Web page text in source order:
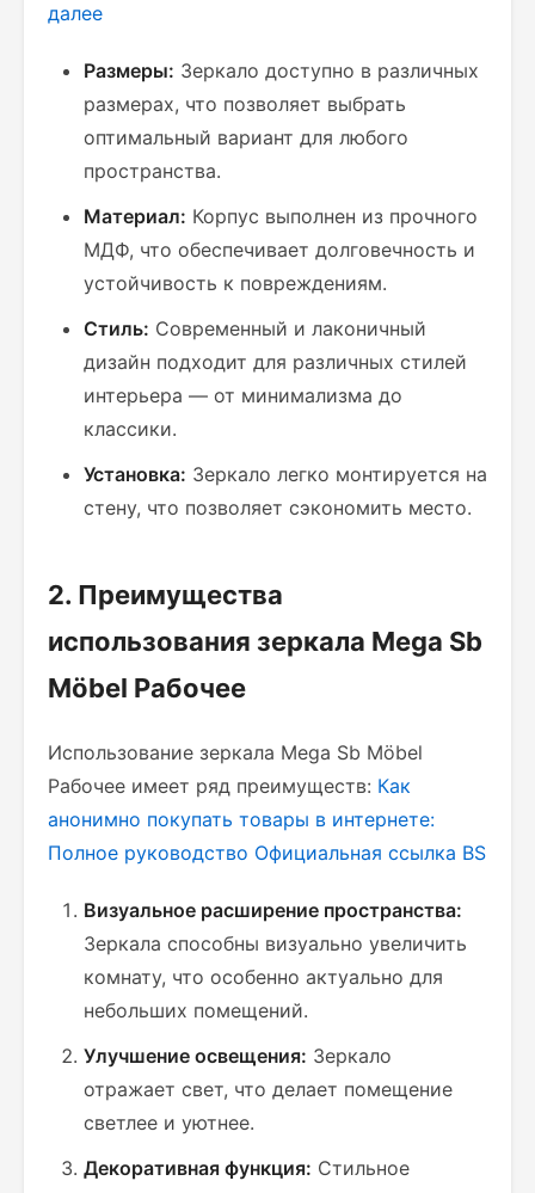
далее
Размеры: Зеркало доступно в различных
размерах, что позволяет выбрать
оптимальный вариант для любого
пространства.
Материал: Корпус выполнен из прочного
МДФ, что обеспечивает долговечность и
устойчивость к повреждениям.
Стиль: Современный и лаконичный
дизайн подходит для различных стилей
интерьера — от минимализма до
классики.
Установка: Зеркало легко монтируется на
стену, что позволяет сэкономить место.
2. Преимущества
использования зеркала Mega Sb
Möbel Рабочее
Использование зеркала Mega Sb Möbel
Рабочее имеет ряд преимуществ: Как
анонимно покупать товары в интернете:
Полное руководство Официальная ссылка BS
Визуальное расширение пространства:
Зеркала способны визуально увеличить
комнату, что особенно актуально для
небольших помещений.
Улучшение освещения: Зеркало
отражает свет, что делает помещение
светлее и уютнее.
Декоративная функция: Стильное